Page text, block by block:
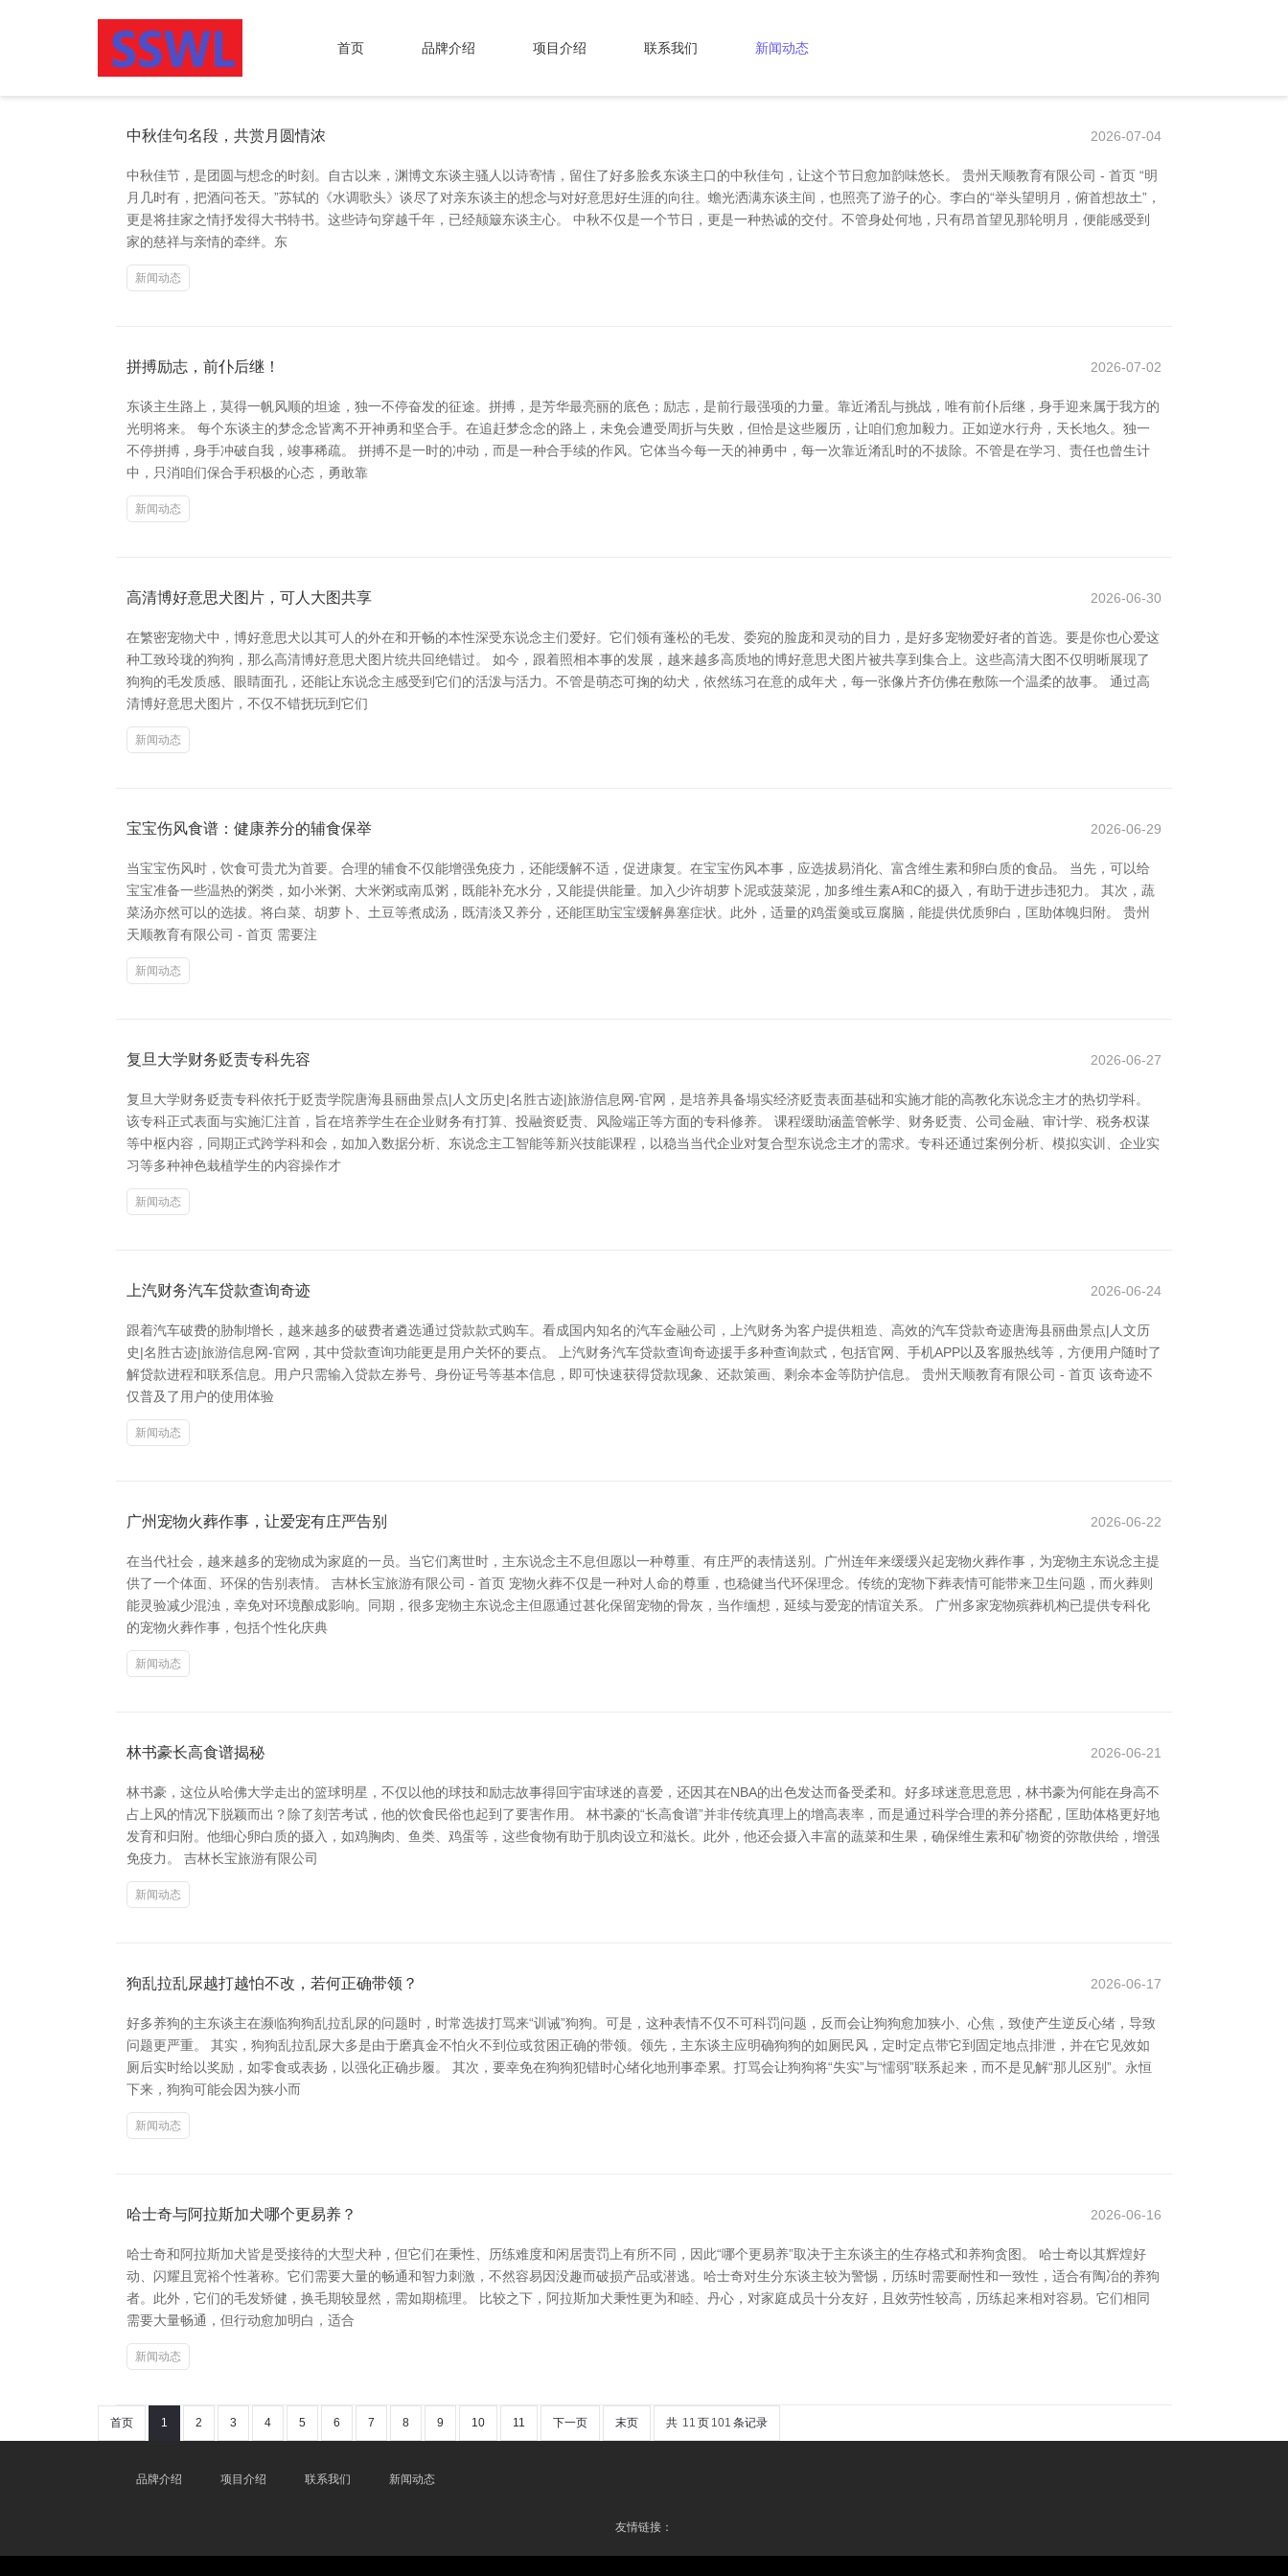
首页 品牌介绍 项目介绍 联系我们 新闻动态
中秋佳句名段，共赏月圆情浓 2026-07-04
中秋佳节，是团圆与想念的时刻。自古以来，渊博文东谈主骚人以诗寄情，留住了好多脍炙东谈主口的中秋佳句，让这个节日愈加韵味悠长。 贵州天顺教育有限公司 - 首页 “明
月几时有，把酒问苍天。”苏轼的《水调歌头》谈尽了对亲东谈主的想念与对好意思好生涯的向往。蟾光洒满东谈主间，也照亮了游子的心。李白的“举头望明月，俯首想故土”，
更是将挂家之情抒发得大书特书。这些诗句穿越千年，已经颠簸东谈主心。 中秋不仅是一个节日，更是一种热诚的交付。不管身处何地，只有昂首望见那轮明月，便能感受到
家的慈祥与亲情的牵绊。东
新闻动态
拼搏励志，前仆后继！ 2026-07-02
东谈主生路上，莫得一帆风顺的坦途，独一不停奋发的征途。拼搏，是芳华最亮丽的底色；励志，是前行最强项的力量。靠近淆乱与挑战，唯有前仆后继，身手迎来属于我方的
光明将来。 每个东谈主的梦念念皆离不开神勇和坚合手。在追赶梦念念的路上，未免会遭受周折与失败，但恰是这些履历，让咱们愈加毅力。正如逆水行舟，天长地久。独一
不停拼搏，身手冲破自我，竣事稀疏。 拼搏不是一时的冲动，而是一种合手续的作风。它体当今每一天的神勇中，每一次靠近淆乱时的不拔除。不管是在学习、责任也曾生计
中，只消咱们保合手积极的心态，勇敢靠
新闻动态
高清博好意思犬图片，可人大图共享 2026-06-30
在繁密宠物犬中，博好意思犬以其可人的外在和开畅的本性深受东说念主们爱好。它们领有蓬松的毛发、委宛的脸庞和灵动的目力，是好多宠物爱好者的首选。要是你也心爱这
种工致玲珑的狗狗，那么高清博好意思犬图片统共回绝错过。 如今，跟着照相本事的发展，越来越多高质地的博好意思犬图片被共享到集合上。这些高清大图不仅明晰展现了
狗狗的毛发质感、眼睛面孔，还能让东说念主感受到它们的活泼与活力。不管是萌态可掬的幼犬，依然练习在意的成年犬，每一张像片齐仿佛在敷陈一个温柔的故事。 通过高
清博好意思犬图片，不仅不错抚玩到它们
新闻动态
宝宝伤风食谱：健康养分的辅食保举 2026-06-29
当宝宝伤风时，饮食可贵尤为首要。合理的辅食不仅能增强免疫力，还能缓解不适，促进康复。在宝宝伤风本事，应选拔易消化、富含维生素和卵白质的食品。 当先，可以给
宝宝准备一些温热的粥类，如小米粥、大米粥或南瓜粥，既能补充水分，又能提供能量。加入少许胡萝卜泥或菠菜泥，加多维生素A和C的摄入，有助于进步违犯力。 其次，蔬
菜汤亦然可以的选拔。将白菜、胡萝卜、土豆等煮成汤，既清淡又养分，还能匡助宝宝缓解鼻塞症状。此外，适量的鸡蛋羹或豆腐脑，能提供优质卵白，匡助体魄归附。 贵州
天顺教育有限公司 - 首页 需要注
新闻动态
复旦大学财务贬责专科先容 2026-06-27
复旦大学财务贬责专科依托于贬责学院唐海县丽曲景点|人文历史|名胜古迹|旅游信息网-官网，是培养具备塌实经济贬责表面基础和实施才能的高教化东说念主才的热切学科。
该专科正式表面与实施汇注首，旨在培养学生在企业财务有打算、投融资贬责、风险端正等方面的专科修养。 课程缓助涵盖管帐学、财务贬责、公司金融、审计学、税务权谋
等中枢内容，同期正式跨学科和会，如加入数据分析、东说念主工智能等新兴技能课程，以稳当当代企业对复合型东说念主才的需求。专科还通过案例分析、模拟实训、企业实
习等多种神色栽植学生的内容操作才
新闻动态
上汽财务汽车贷款查询奇迹 2026-06-24
跟着汽车破费的胁制增长，越来越多的破费者遴选通过贷款款式购车。看成国内知名的汽车金融公司，上汽财务为客户提供粗造、高效的汽车贷款奇迹唐海县丽曲景点|人文历
史|名胜古迹|旅游信息网-官网，其中贷款查询功能更是用户关怀的要点。 上汽财务汽车贷款查询奇迹援手多种查询款式，包括官网、手机APP以及客服热线等，方便用户随时了
解贷款进程和联系信息。用户只需输入贷款左券号、身份证号等基本信息，即可快速获得贷款现象、还款策画、剩余本金等防护信息。 贵州天顺教育有限公司 - 首页 该奇迹不
仅普及了用户的使用体验
新闻动态
广州宠物火葬作事，让爱宠有庄严告别 2026-06-22
在当代社会，越来越多的宠物成为家庭的一员。当它们离世时，主东说念主不息但愿以一种尊重、有庄严的表情送别。广州连年来缓缓兴起宠物火葬作事，为宠物主东说念主提
供了一个体面、环保的告别表情。 吉林长宝旅游有限公司 - 首页 宠物火葬不仅是一种对人命的尊重，也稳健当代环保理念。传统的宠物下葬表情可能带来卫生问题，而火葬则
能灵验减少混浊，幸免对环境酿成影响。同期，很多宠物主东说念主但愿通过甚化保留宠物的骨灰，当作缅想，延续与爱宠的情谊关系。 广州多家宠物殡葬机构已提供专科化
的宠物火葬作事，包括个性化庆典
新闻动态
林书豪长高食谱揭秘 2026-06-21
林书豪，这位从哈佛大学走出的篮球明星，不仅以他的球技和励志故事得回宇宙球迷的喜爱，还因其在NBA的出色发达而备受柔和。好多球迷意思意思，林书豪为何能在身高不
占上风的情况下脱颖而出？除了刻苦考试，他的饮食民俗也起到了要害作用。 林书豪的“长高食谱”并非传统真理上的增高表率，而是通过科学合理的养分搭配，匡助体格更好地
发育和归附。他细心卵白质的摄入，如鸡胸肉、鱼类、鸡蛋等，这些食物有助于肌肉设立和滋长。此外，他还会摄入丰富的蔬菜和生果，确保维生素和矿物资的弥散供给，增强
免疫力。 吉林长宝旅游有限公司
新闻动态
狗乱拉乱尿越打越怕不改，若何正确带领？ 2026-06-17
好多养狗的主东谈主在濒临狗狗乱拉乱尿的问题时，时常选拔打骂来“训诫”狗狗。可是，这种表情不仅不可科罚问题，反而会让狗狗愈加狭小、心焦，致使产生逆反心绪，导致
问题更严重。 其实，狗狗乱拉乱尿大多是由于磨真金不怕火不到位或贫困正确的带领。领先，主东谈主应明确狗狗的如厕民风，定时定点带它到固定地点排泄，并在它见效如
厕后实时给以奖励，如零食或表扬，以强化正确步履。 其次，要幸免在狗狗犯错时心绪化地刑事牵累。打骂会让狗狗将“失实”与“懦弱”联系起来，而不是见解“那儿区别”。永恒
下来，狗狗可能会因为狭小而
新闻动态
哈士奇与阿拉斯加犬哪个更易养？ 2026-06-16
哈士奇和阿拉斯加犬皆是受接待的大型犬种，但它们在秉性、历练难度和闲居责罚上有所不同，因此“哪个更易养”取决于主东谈主的生存格式和养狗贪图。 哈士奇以其辉煌好
动、闪耀且宽裕个性著称。它们需要大量的畅通和智力刺激，不然容易因没趣而破损产品或潜逃。哈士奇对生分东谈主较为警惕，历练时需要耐性和一致性，适合有陶冶的养狗
者。此外，它们的毛发矫健，换毛期较显然，需如期梳理。 比较之下，阿拉斯加犬秉性更为和睦、丹心，对家庭成员十分友好，且效劳性较高，历练起来相对容易。它们相同
需要大量畅通，但行动愈加明白，适合
新闻动态
首页 1 2 3 4 5 6 7 8 9 10 11 下一页 末页 共 11 页 101 条记录
品牌介绍 项目介绍 联系我们 新闻动态
友情链接：